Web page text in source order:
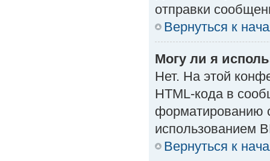
отправки
Вернуться к
Могу ли я
Нет. На этой
HTML-кода в
форматированию
использованием
Вернуться к